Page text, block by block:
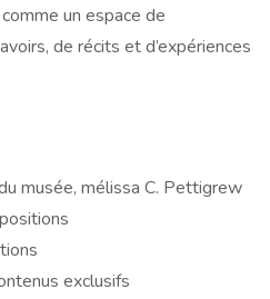
un espace de
de récits et d’expériences
musée, mélissa C. Pettigrew
exclusifs